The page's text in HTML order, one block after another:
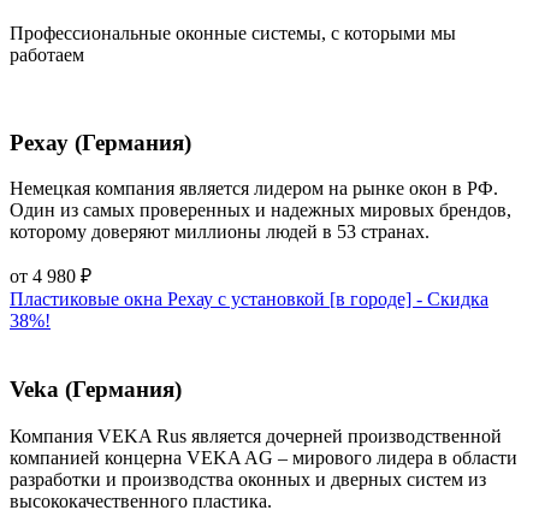
Профессиональные оконные системы, с которыми мы
работаем
Рехау (Германия)
Немецкая компания является лидером на рынке окон в РФ.
Один из самых проверенных и надежных мировых брендов,
которому доверяют миллионы людей в 53 странах.
от 4 980 ₽
Пластиковые окна Рехау с установкой [в городе] - Cкидка
38%!
Veka (Германия)
Компания VEKA Rus является дочерней производственной
компанией концерна VEKA AG – мирового лидера в области
разработки и производства оконных и дверных систем из
высококачественного пластика.